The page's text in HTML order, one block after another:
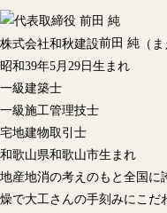
株式会社和秋建設前田 純 （
昭和39年5月29日生まれ
一級建築士
一級施工管理技士
宅地建物取引士
和歌山県和歌山市生まれ
地産地消の考えのもと全国に
燥で大工さんの手刻みにこだ